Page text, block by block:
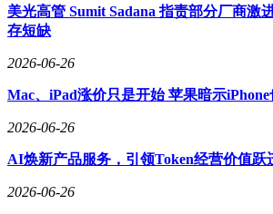
高达715kW，轮边扭矩13685N・m。同时
和62.52kWh两种容量版本的电池，对应
170km、202km和207km，CLTC标准下更
外放电功能，可同时驱动多种户外设备。
电，在高原、沙漠等极端环境下动力也不
底盘方面，新款猛士M817搭载磐石底盘
重量降低30%，驾驶平顺性显著提升。配
美光高管 Sumit Sadana 指责部分厂商激
存短缺
2026-06-26
Mac、iPad涨价只是开始 苹果暗示iPhone
2026-06-26
AI焕新产品服务，引领Token经营价值跃
2026-06-26